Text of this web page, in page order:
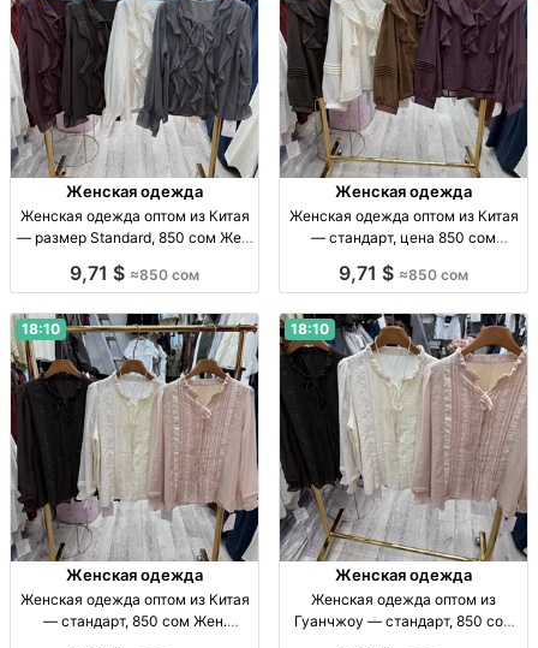
Женская одежда
Женская одежда оптом из Китая
— размер Standard, 850 сом Жен.
850 сом.
9,71 $ ≈850 сом
Женская одежда
Женская одежда оптом из Китая
— стандарт, цена 850 сом
стандарт, Китай, 850 сом,
по СНГ.
9,71 $ ≈850 сом
18:10
Женская одежда
Женская одежда оптом из Китая
— стандарт, 850 сом Жен.
18:10
Женская одежда
Женская одежда оптом из
Гуанчжоу — стандарт, 850 сом